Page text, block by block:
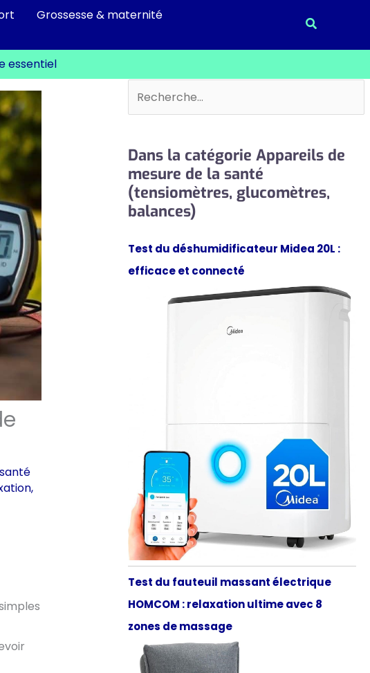
Grossesse & maternité
essentiel
,
Rechercher
Dans la catégorie Appareils de
mesure de la santé
(tensiomètres, glucomètres,
balances)
Test du déshumidificateur Midea 20L :
efficace et connecté
Test du fauteuil massant électrique
HOMCOM : relaxation ultime avec 8
zones de massage